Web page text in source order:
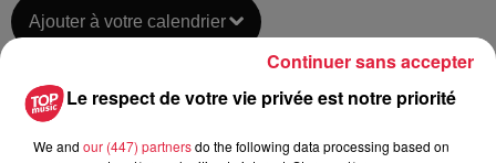
Ajouter à votre calendrier
du19 janvier 2019 à 0h00
au19 janvier 2019 à 0h00
Le respect de votre vie privée est notre priorité
We and our (447) partnersdo the following data processing based on
Continuer sans accepter